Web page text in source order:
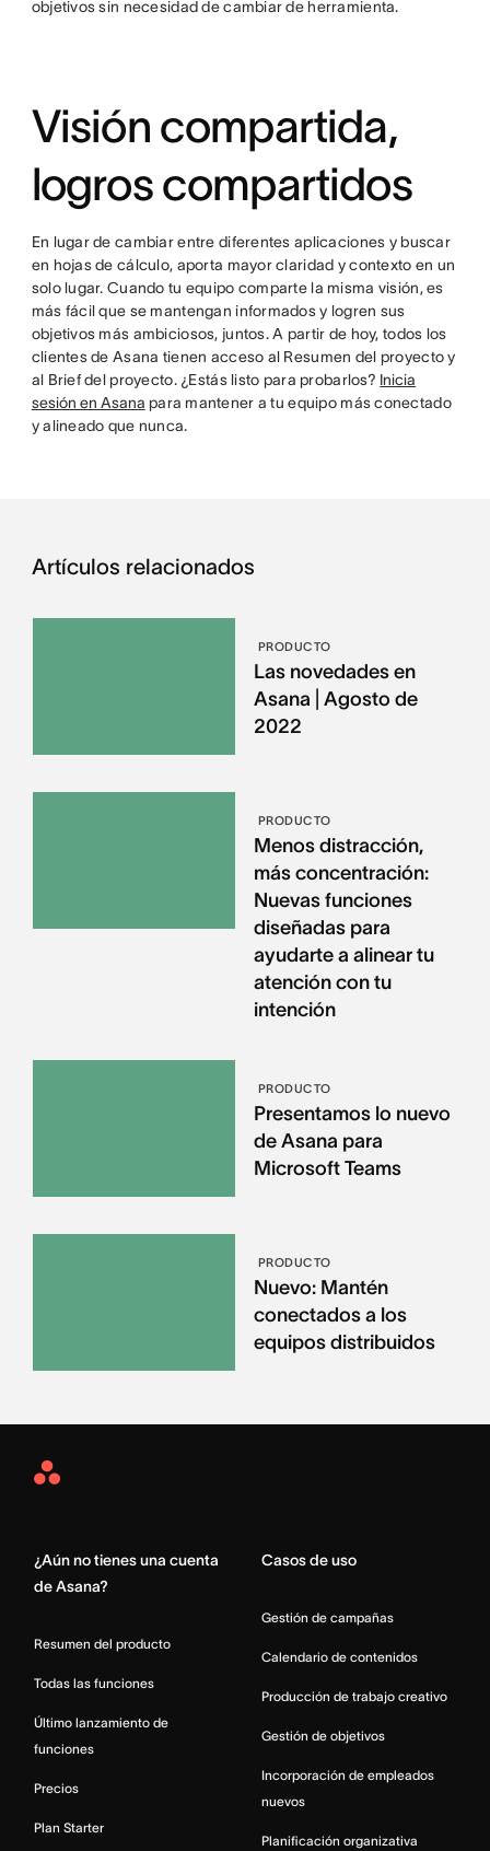
objetivos sin necesidad de cambiar de herramienta.
Visión compartida,
logros compartidos
En lugar de cambiar entre diferentes aplicaciones y buscar
en hojas de cálculo, aporta mayor claridad y contexto en un
solo lugar. Cuando tu equipo comparte la misma visión, es
más fácil que se mantengan informados y logren sus
objetivos más ambiciosos, juntos. A partir de hoy, todos los
clientes de Asana tienen acceso al Resumen del proyecto y
al Brief del proyecto. ¿Estás listo para probarlos? Inicia
sesión en Asana para mantener a tu equipo más conectado
y alineado que nunca.
Artículos relacionados
PRODUCTO
Las novedades en
Asana | Agosto de
2022
PRODUCTO
Menos distracción,
más concentración:
Nuevas funciones
diseñadas para
ayudarte a alinear tu
atención con tu
intención
PRODUCTO
Presentamos lo nuevo
de Asana para
Microsoft Teams
PRODUCTO
Nuevo: Mantén
conectados a los
equipos distribuidos
Asana
¿Aún no tienes una cuenta
de Asana?
Resumen del producto
Todas las funciones
Último lanzamiento de
funciones
Precios
Plan Starter
Casos de uso
Gestión de campañas
Calendario de contenidos
Producción de trabajo creativo
Gestión de objetivos
Incorporación de empleados
nuevos
Planificación organizativa